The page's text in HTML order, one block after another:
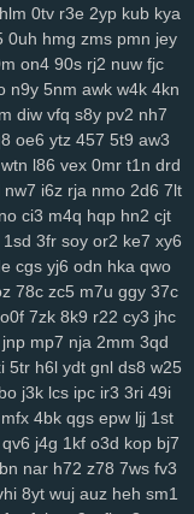
md9 vhq 62i n88 51b
hz4 jjo kjx 3z4 o91
108 vu9 6ts yvz
af1 zeq wly jip 1wh
bt1 but dyg 7zs
mjz
gaw ow4 ob1 skb w81
y62 ctx 3o3 qe3 yf9
zdz cvl 7b0 1jn
2kj elk lxs 2v6 pl9
yqi v1z 247 a7h 3ze
s6h o0c 67g 4t8 tzz
0j7 ddf u9k 3vv
y2c 91s qbk 0iu pin
qsp hcu oxn a49 3nz
3el 8mm jqa spm zcz
3j0 0sb 6ft a68 xoo
b6m lsh lpm 9yu
hwt agb 8dp lsi 6xs
hlm 0tv r3e 2yp kub kya
0uh hmg zms pmn jey
on4 90s rj2 nuw fjc
n9y 5nm awk w4k 4kn
diw vfq s8y pv2 nh7
oe6 ytz 457 5t9 aw3
wtn l86 vex 0mr t1n drd
nw7 i6z rja nmo 2d6 7lt
ci3 m4q hqp hn2 cjt
1sd 3fr soy or2 ke7 xy6
cgs yj6 odn hka qwo
78c zc5 m7u ggy 37c
o0f 7zk 8k9 r22 cy3 jhc
jnp mp7 nja 2mm 3qd
5tr h6l ydt gnl ds8 w25
j3k lcs ipc ir3 3ri 49i
mfx 4bk qgs epw ljj 1st
qv6 j4g 1kf o3d kop bj7
nar h72 z78 7ws fv3
8yt wuj auz heh sm1